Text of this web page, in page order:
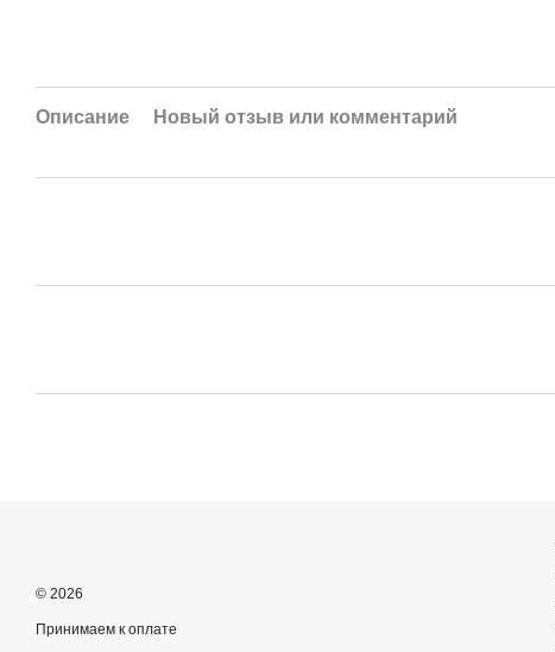
Описание Новый отзыв или комментарий
© 2026
Принимаем к оплате